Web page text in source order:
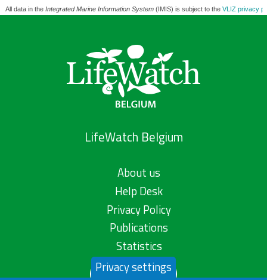
All data in the Integrated Marine Information System(IMIS) is subject to the VLIZ privacy
LifeWatch Belgium
About us
Help Desk
Privacy Policy
Publications
Statistics
Contact us
Privacy settings